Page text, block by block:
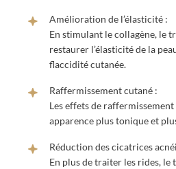
Amélioration de l’élasticité :
En stimulant le collagène, le
restaurer l’élasticité de la
flaccidité cutanée.
Raffermissement cutané :
Les effets de
apparence plus tonique et
Réduction des cicatrices
En plus de traiter les rides,